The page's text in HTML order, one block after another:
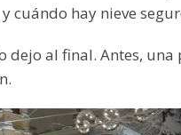
cuándo hay nieve
dejo al final. Antes, una